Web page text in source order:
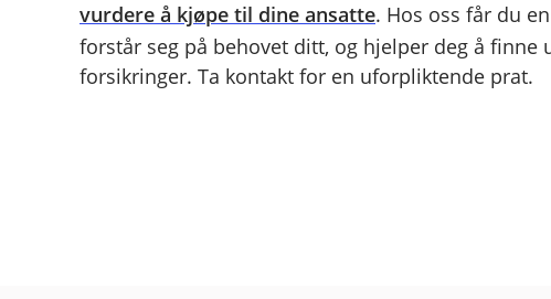
vurdere å kjøpe til dine ansatte. Hos oss får du
forstår seg på behovet ditt, og hjelper deg å finne
forsikringer. Ta kontakt for en uforpliktende prat.